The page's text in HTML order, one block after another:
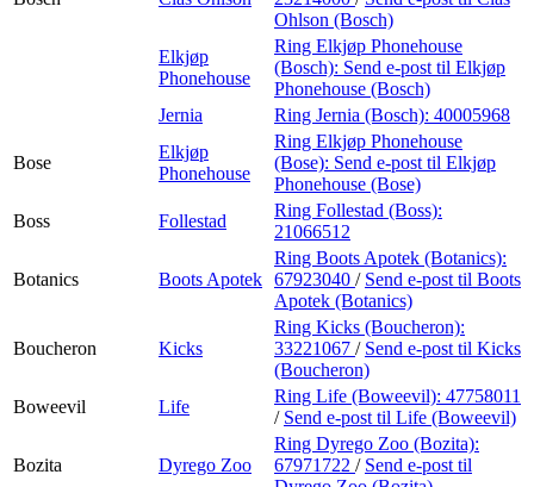
Ohlson (Bosch)
Elkjøp
Phonehouse
Ring Elkjøp Phonehouse
(Bosch): Send e-post til Elkjøp
Phonehouse (Bosch)
Jernia
Ring Jernia (Bosch): 40005968
Bose
Elkjøp
Phonehouse
Ring Elkjøp Phonehouse
(Bose): Send e-post til Elkjøp
Phonehouse (Bose)
Boss
Follestad
Ring Follestad (Boss):
21066512
Botanics Boots Apotek
Ring Boots Apotek (Botanics):
67923040 / Send e-post til Boots
Apotek (Botanics)
Boucheron Kicks
Ring Kicks (Boucheron):
33221067 / Send e-post til Kicks
(Boucheron)
Boweevil
Life
Ring Life (Boweevil): 47758011
/ Send e-post til Life (Boweevil)
Bozita Dyrego Zoo
Ring Dyrego Zoo (Bozita):
67971722 / Send e-post til